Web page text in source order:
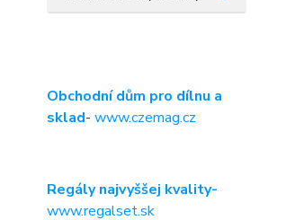
Obchodní dům pro dílnu a
sklad- www.czemag.cz
Regály najvyššej kvality-
www.regalset.sk